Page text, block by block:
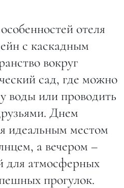
отеля
с каскадным
вокруг
сад, где можно
воды или проводить
Днем
идеальным местом
а вечером –
для атмосферных
прогулок.